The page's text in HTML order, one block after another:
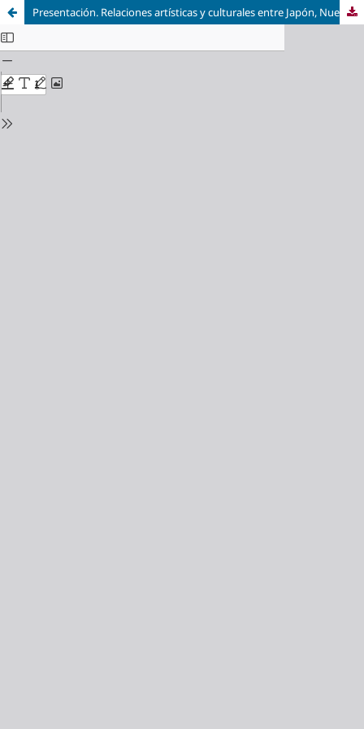
Presentación. Relaciones artísticas y culturales entre Japón, Nueva España (México) y España en la segunda mitad del XVI y los siglos XVII y XVIII. La primera globalización transoceánica